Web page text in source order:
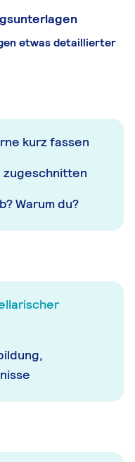
etwas detaillierter
kurz fassen
zugeschnitten
Warum du?